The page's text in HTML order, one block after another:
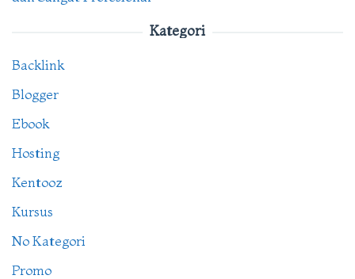
Kategori
Backlink
Blogger
Ebook
Hosting
Kentooz
Kursus
No Kategori
Promo